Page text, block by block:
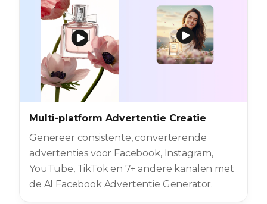
Multi-platform Advertentie Creatie
Genereer consistente, converterende
advertenties voor Facebook, Instagram,
YouTube, TikTok en 7+ andere kanalen met
de AI Facebook Advertentie Generator.